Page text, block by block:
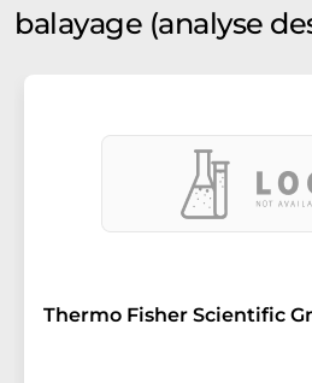
balayage (analyse
Thermo Fisher Scientific